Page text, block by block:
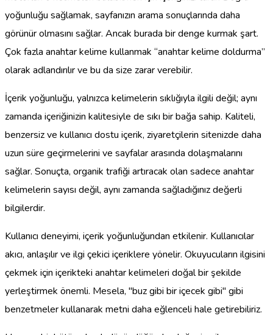
yoğunluğu sağlamak, sayfanızın arama sonuçlarında daha
görünür olmasını sağlar. Ancak burada bir denge kurmak şart.
Çok fazla anahtar kelime kullanmak “anahtar kelime doldurma”
olarak adlandırılır ve bu da size zarar verebilir.
İçerik yoğunluğu, yalnızca kelimelerin sıklığıyla ilgili değil; aynı
zamanda içeriğinizin kalitesiyle de sıkı bir bağa sahip. Kaliteli,
benzersiz ve kullanıcı dostu içerik, ziyaretçilerin sitenizde daha
uzun süre geçirmelerini ve sayfalar arasında dolaşmalarını
sağlar. Sonuçta, organik trafiği artıracak olan sadece anahtar
kelimelerin sayısı değil, aynı zamanda sağladığınız değerli
bilgilerdir.
Kullanıcı deneyimi, içerik yoğunluğundan etkilenir. Kullanıcılar
akıcı, anlaşılır ve ilgi çekici içeriklere yönelir. Okuyucuların ilgisini
çekmek için içerikteki anahtar kelimeleri doğal bir şekilde
yerleştirmek önemli. Mesela, "buz gibi bir içecek gibi" gibi
benzetmeler kullanarak metni daha eğlenceli hale getirebiliriz.